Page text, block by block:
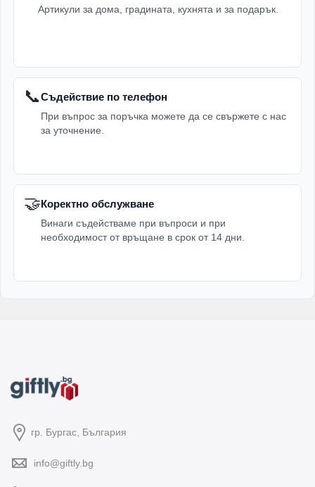
Артикули за дома, градината, кухнята и за подарък.
📞Съдействие по телефон
При въпрос за поръчка можете да се свържете с нас
за уточнение.
🤝Коректно обслужване
Винаги съдействаме при въпроси и при
необходимост от връщане в срок от 14 дни.
гр. Бургас, България
info@giftly.bg